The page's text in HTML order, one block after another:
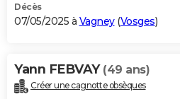
Décès
07/05/2025 à Vagney(Vosges)
Yann FEBVAY (49 ans)
Créer une cagnotte obsèques